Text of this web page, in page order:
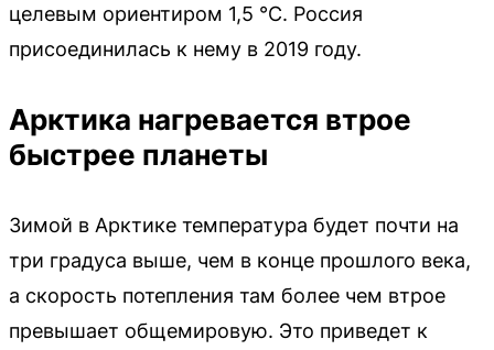
целевым ориентиром 1,5 °C. Россия
присоединилась к нему в 2019 году.
Арктика нагревается втрое
быстрее планеты
Зимой в Арктике температура будет почти на
три градуса выше, чем в конце прошлого века,
а скорость потепления там более чем втрое
превышает общемировую. Это приведет к